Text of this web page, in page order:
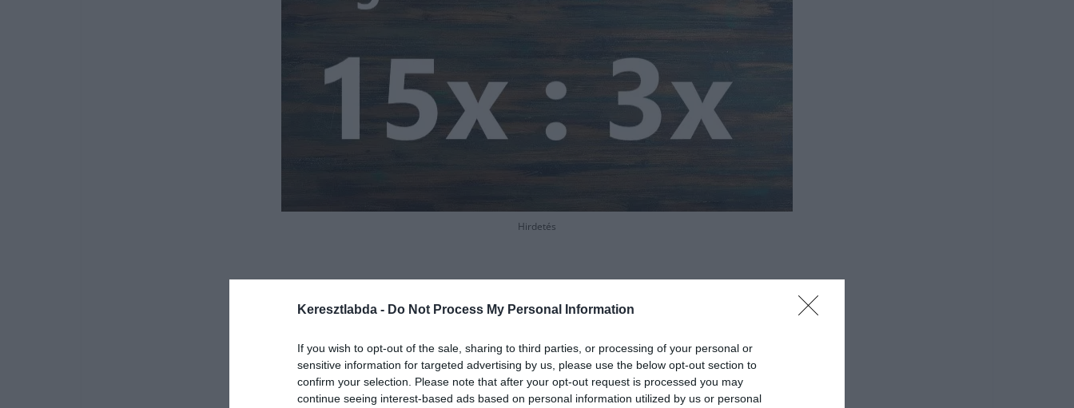
Keresztlabda - Do Not Process My Personal Information
If you wish to opt-out of the sale, sharing to third parties, or processing of your personal or
sensitive information for targeted advertising by us, please use the below opt-out section to
confirm your selection. Please note that after your opt-out request is processed you may
continue seeing interest-based ads based on personal information utilized by us or personal
Hirdetés